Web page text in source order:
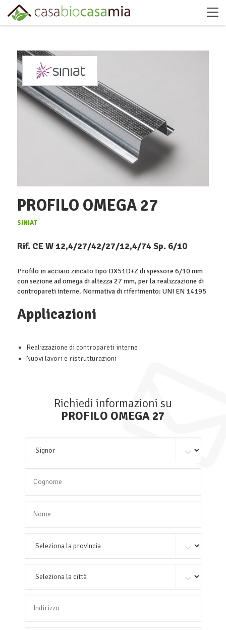
PROFILO OMEGA 27
SINIAT
Rif. CE W 12,4/27/42/27/12,4/74 Sp. 6/10
Profilo in acciaio zincato tipo DX51D+Z di spessore 6/10 mm
con sezione ad omega di altezza 27 mm, per la realizzazione di
contropareti interne. Normativa di riferimento: UNI EN 14195
Applicazioni
Realizzazione di contropareti interne
Nuovi lavori e ristrutturazioni
Richiedi informazioni su
PROFILO OMEGA 27